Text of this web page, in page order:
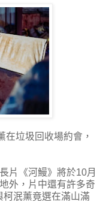
在垃圾回收場約會，
片《河鰻》將於10月
外，片中還有許多奇
泯薰竟選在滿山滿